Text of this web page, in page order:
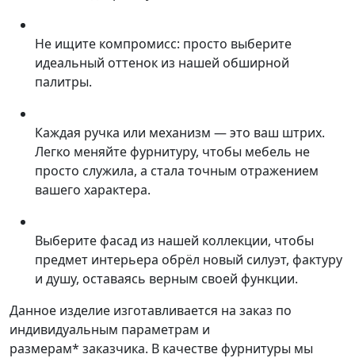
Не ищите компромисс: просто выберите
идеальный оттенок из нашей обширной
палитры.
Каждая ручка или механизм — это ваш штрих.
Легко меняйте фурнитуру, чтобы мебель не
просто служила, а стала точным отражением
вашего характера.
Выберите фасад из нашей коллекции, чтобы
предмет интерьера обрёл новый силуэт, фактуру
и душу, оставаясь верным своей функции.
Данное изделие изготавливается на заказ по
индивидуальным параметрам и
размерам* заказчика. В качестве фурнитуры мы